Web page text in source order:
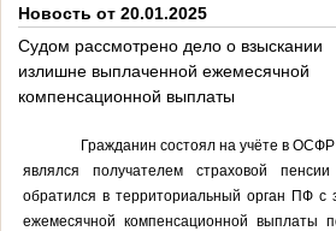
Новость от 20.01.2025
Судом рассмотрено дело о взыскании
излишне выплаченной ежемесячной
компенсационной выплаты
Гражданин состоял на учёте в
являлся получателем страховой
обратился в территориальный орган ПФ с
ежемесячной компенсационной выплаты